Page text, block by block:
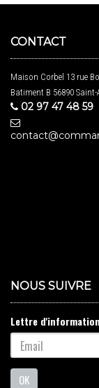
CONTACT
Maison Corbel 13 rue
Batiment B 56890 Saint-
02 97 47 48 59
NOUS SUIVRE
Lettre
OK